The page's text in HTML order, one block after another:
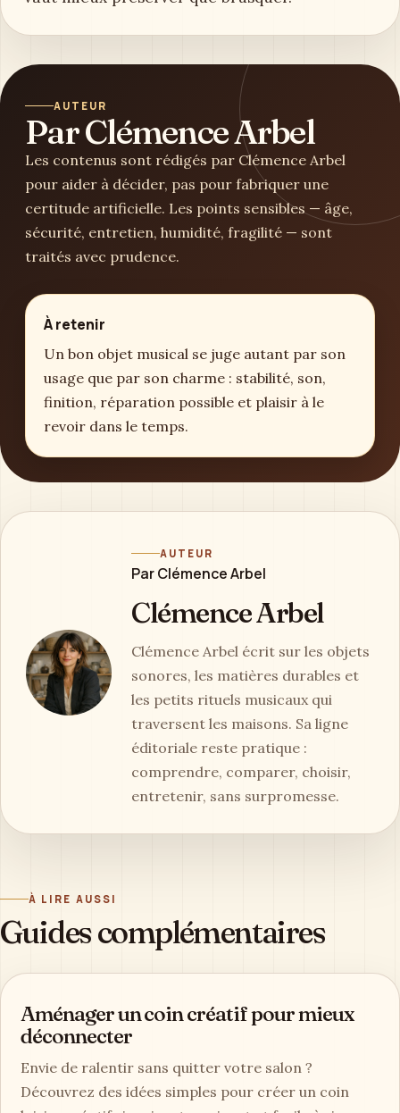
AUTEUR
Par Clémence Arbel
Les contenus sont rédigés par Clémence Arbel
pour aider à décider, pas pour fabriquer une
certitude artificielle. Les points sensibles — âge,
sécurité, entretien, humidité, fragilité — sont
traités avec prudence.
À retenir
Un bon objet musical se juge autant par son
usage que par son charme : stabilité, son,
finition, réparation possible et plaisir à le
revoir dans le temps.
AUTEUR
Par Clémence Arbel
Clémence Arbel
Clémence Arbel écrit sur les objets
sonores, les matières durables et
les petits rituels musicaux qui
traversent les maisons. Sa ligne
éditoriale reste pratique :
comprendre, comparer, choisir,
entretenir, sans surpromesse.
À LIRE AUSSI
Guides complémentaires
Aménager un coin créatif pour mieux
déconnecter
Envie de ralentir sans quitter votre salon ?
Découvrez des idées simples pour créer un coin